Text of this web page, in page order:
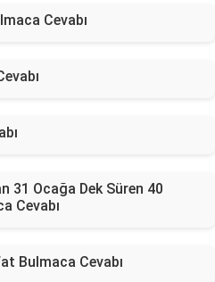
Cevabı
31 Ocağa Dek Süren 40
Cevabı
Bulmaca Cevabı